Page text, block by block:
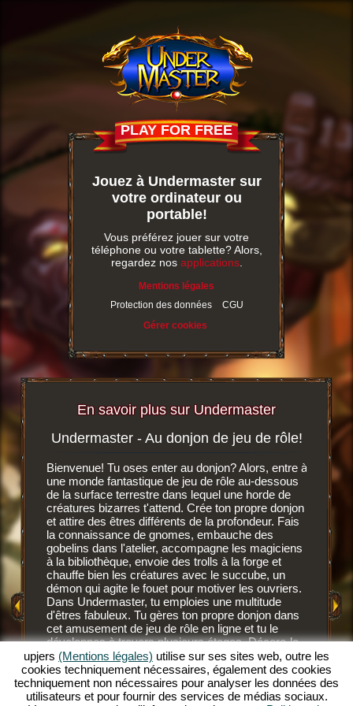
PLAY FOR FREE
Jouez à Undermaster sur
votre ordinateur ou
portable!
Vous préférez jouer sur votre
téléphone ou votre tablette? Alors,
regardez nos applications.
Mentions légales
Protection des données
CGU
Gérer cookies
En savoir plus sur Undermaster
tu
Undermaster - Au donjon de jeu de rôle!
Bienvenue! Tu oses enter au donjon? Alors, entre à
une monde fantastique de jeu de rôle au-dessous
de la surface terrestre dans lequel une horde de
créatures bizarres t'attend. Crée ton propre donjon
et attire des êtres différents de la profondeur. Fais
la connaissance de gnomes, embauche des
gobelins dans l'atelier, accompagne les magiciens
à la bibliothèque, envoie des trolls à la forge et
chauffe bien les créatures avec le succube, un
démon qui agite le fouet pour motiver les ouvriers.
Dans Undermaster, tu emploies une multitude
d'êtres fabuleux. Tu gères ton propre donjon dans
cet amusement de jeu de rôle en ligne et tu le
développes à travers plusieurs étages. Décore-le
avec des superbes objets, aménage les salles et
illumine le décor avec des torches de toutes les
couleurs. Découvre les profondeurs de ce jeu de
rôle en ligne extraordinaire et deviens un
Soif
C'est
des
Après
fond,
Ces
mais
savent
savent
plus
devrais
upjers (Mentions légales) utilise sur ses sites web, outre les
cookies techniquement nécessaires, également des cookies
techniquement non nécessaires pour analyser les données des
utilisateurs et pour fournir des services de médias sociaux.